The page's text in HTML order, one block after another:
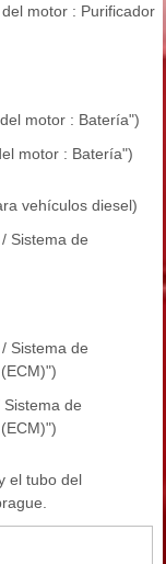
motor : Purificador
motor : Batería")
motor : Batería")
vehículos diesel)
Sistema de
Sistema de
de
el tubo del